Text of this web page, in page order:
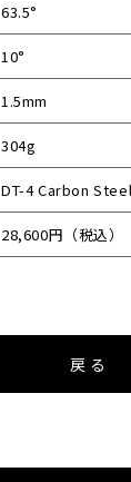
63.5°
10°
1.5mm
304g
DT-4 Carbon Steel
28,600円（税込）
戻る